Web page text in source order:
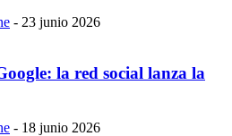
- 23 junio 2026
la red social lanza la
- 18 junio 2026